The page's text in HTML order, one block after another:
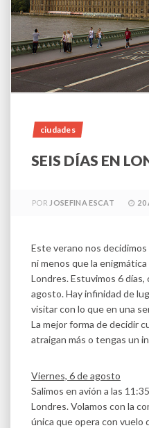
ciudades
SEIS DÍAS EN
POR JOSEFINA ESCAT 20
Este verano nos
ni menos que la
Londres. Estuvimos 6
agosto. Hay infinidad de
visitar con lo que en una
La mejor forma de decidir
atraigan más o tengas un
Viernes, 6 de agosto
Salimos en avión a las
Londres. Volamos con la
única que opera con vuelo